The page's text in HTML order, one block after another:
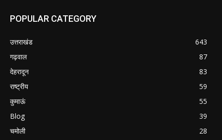
POPULAR CATEGORY
उत्तराखंड
643
गढ़वाल
87
देहरादून
83
राष्ट्रीय
59
कुमाऊं
55
Blog
39
चमोली
28